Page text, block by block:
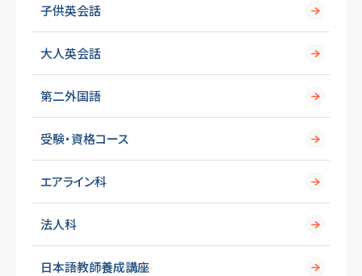
子供英会話
大人英会話
第二外国語
受験・資格コース
エアライン科
法人科
日本語教師養成講座